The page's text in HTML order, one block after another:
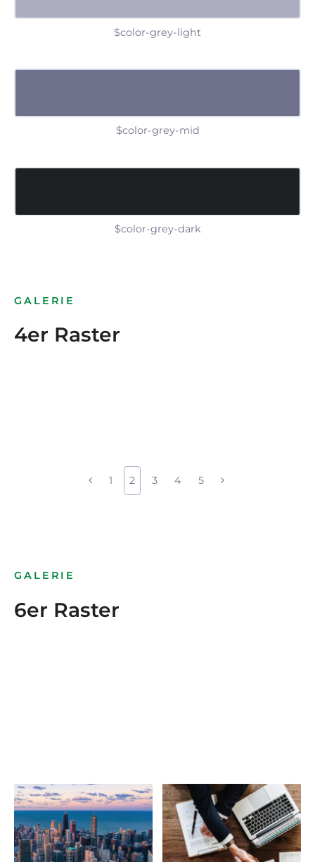
$color-grey-light
$color-grey-mid
$color-grey-dark
GALERIE
4er Raster
1 2 3 4 5
GALERIE
6er Raster